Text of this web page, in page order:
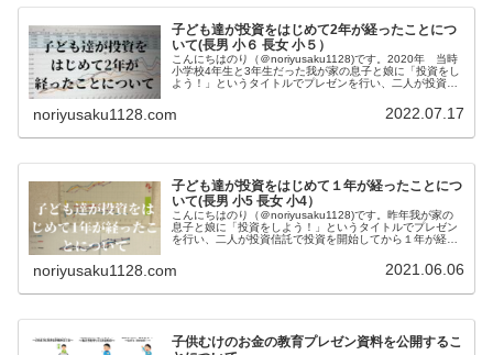
子ども達が投資をはじめて2年が経ったことにつ
いて(長男 小６ 長女 小５）
こんにちはのり（＠noriyusaku1128)です。2020年 当時
小学校4年生と3年生だった我が家の息子と娘に「投資をし
よう！」というタイトルでプレゼンを行い、二人が投資信
noriyusaku1128.com 2022.07.17
子ども達が投資をはじめて１年が経ったことにつ
いて(長男 小5 長女 小4）
こんにちはのり（＠noriyusaku1128)です。昨年我が家の
息子と娘に「投資をしよう！」というタイトルでプレゼン
を行い、二人が投資信託で投資を開始してから１年が経ち
noriyusaku1128.com 2021.06.06
子供むけのお金の教育プレゼン資料を公開するこ